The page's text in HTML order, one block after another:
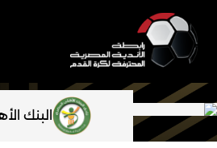
البنك